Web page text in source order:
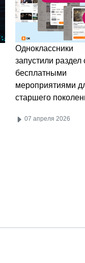
Одноклассники
запустили раздел
бесплатными
мероприятиями
старшего
07 апреля 2026